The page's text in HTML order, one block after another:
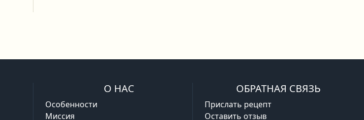
О НАС
Особенности
Миссия
ОБРАТНАЯ СВЯЗЬ
Прислать рецепт
Оставить отзыв